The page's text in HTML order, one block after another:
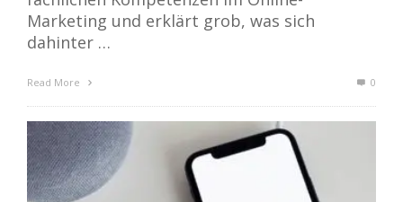
Marketing und erklärt grob, was sich
dahinter …
Read More 0